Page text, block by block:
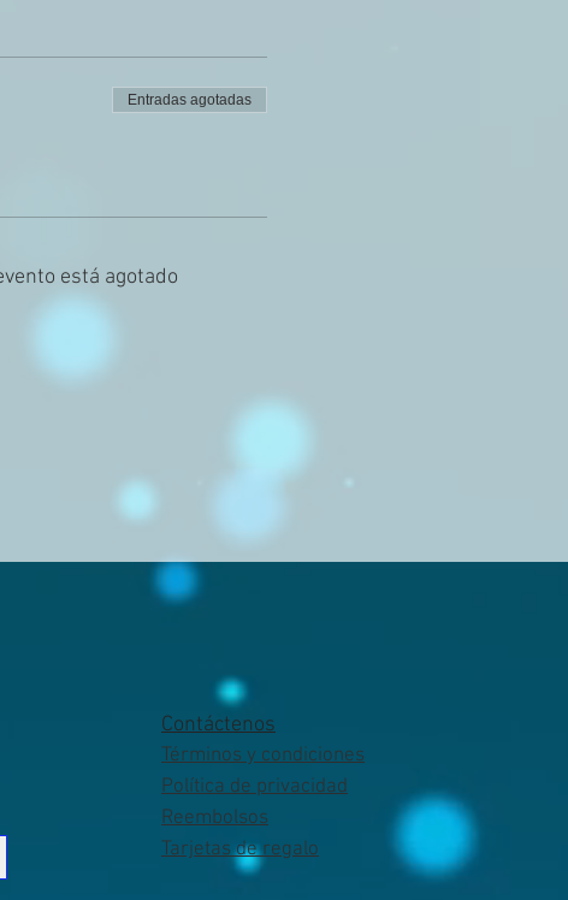
Entradas agotadas
está agotado
Contáctenos
Términos y condiciones
Política de privacidad
Reembolsos
Tarjetas de regalo